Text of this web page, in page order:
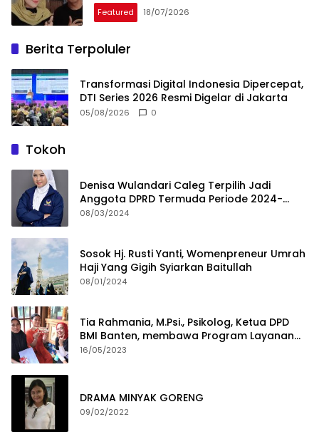
Featured 18/07/2026
Berita Terpoluler
Transformasi Digital Indonesia Dipercepat,
DTI Series 2026 Resmi Digelar di Jakarta
05/08/2026 0
Tokoh
Denisa Wulandari Caleg Terpilih Jadi
Anggota DPRD Termuda Periode 2024-
2029
08/03/2024
Sosok Hj. Rusti Yanti, Womenpreneur Umrah
Haji Yang Gigih Syiarkan Baitullah
08/01/2024
Tia Rahmania, M.Psi., Psikolog, Ketua DPD
BMI Banten, membawa Program Layanan
Pembuatan Dokumen Kependudukan
16/05/2023
DRAMA MINYAK GORENG
09/02/2022